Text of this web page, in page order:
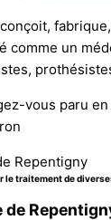
comme un
vous paru
le traitement de